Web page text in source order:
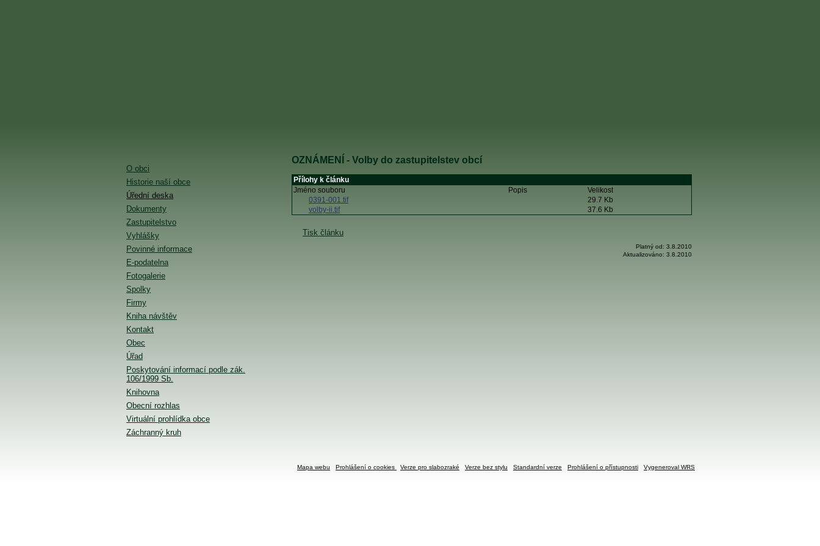
O obci
Historie naší obce
Úřední deska
Dokumenty
Zastupitelstvo
Vyhlášky
Povinné informace
E-podatelna
Fotogalerie
Spolky
Firmy
Kniha návštěv
Kontakt
Obec
Úřad
Poskytování informací podle zák.
106/1999 Sb.
Knihovna
Obecní rozhlas
Virtuální prohlídka obce
Záchranný kruh
OZNÁMENÍ - Volby do zastupitelstev obcí
Přílohy k článku
Jméno souboru
Popis
Velikost
0391-001.tif
29.7 Kb
volby-ii.tif
37.6 Kb
Tisk článku
Platný od: 3.8.2010
Aktualizováno: 3.8.2010
Mapa webu Prohlášení o cookies Verze pro slabozraké Verze bez stylu Standardní verze Prohlášení o přístupnosti Vygeneroval WRS